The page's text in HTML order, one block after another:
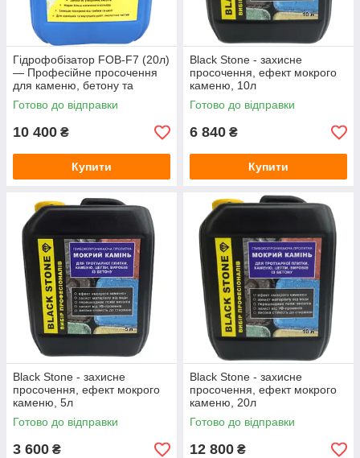
Гідрофобізатор FOB-F7 (20л)
— Професійне просочення
для каменю, бетону та
тротуарної плитки (захист від
висолів)
Готово до відправки
10 400 ₴
Купити
Black Stone - захисне
просочення, ефект мокрого
каменю, 10л
Готово до відправки
6 840 ₴
Купити
Black Stone - захисне
просочення, ефект мокрого
каменю, 5л
Готово до відправки
3 600 ₴
Black Stone - захисне
просочення, ефект мокрого
каменю, 20л
Готово до відправки
12 800 ₴